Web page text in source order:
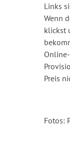
Links
Wenn
klickst
Preis
Fotos: